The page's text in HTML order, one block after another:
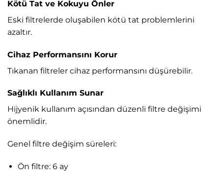
Kötü Tat ve Kokuyu Önler
Eski filtrelerde oluşabilen kötü tat problemlerini
azaltır.
Cihaz Performansını Korur
Tıkanan filtreler cihaz performansını düşürebilir.
Sağlıklı Kullanım Sunar
Hijyenik kullanım açısından düzenli filtre değişimi
önemlidir.
Genel filtre değişim süreleri:
Ön filtre: 6 ay